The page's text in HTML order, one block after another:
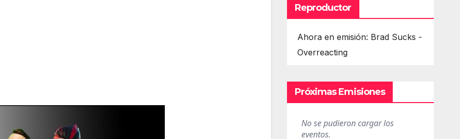
Reproductor
Ahora en emisión: Brad Sucks -
Overreacting
Próximas Emisiones